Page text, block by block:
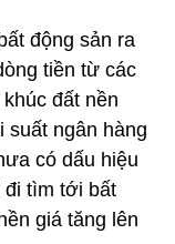
động sản ra
tiền từ các
đất nền
suất ngân hàng
có dấu hiệu
đi tìm tới bất
giá tăng lên